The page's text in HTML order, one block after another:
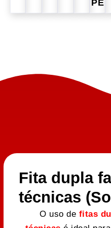
PE
Fita dupla
técnicas
O uso de fitas